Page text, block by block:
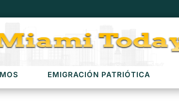
EMIGRACIÓN PATRIÓTICA